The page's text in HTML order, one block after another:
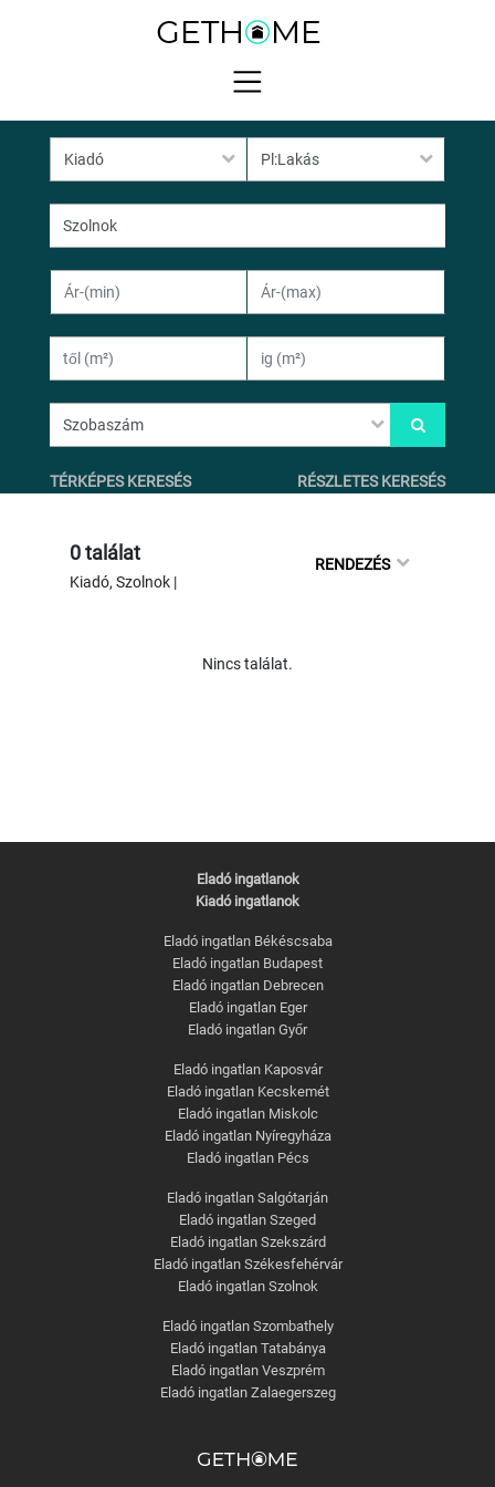
TÉRKÉPES KERESÉS RÉSZLETES KERESÉS
0 találat
RENDEZÉS
Kiadó, Szolnok |
Nincs találat.
Eladó ingatlanok
Kiadó ingatlanok
Eladó ingatlan Békéscsaba
Eladó ingatlan Budapest
Eladó ingatlan Debrecen
Eladó ingatlan Eger
Eladó ingatlan Győr
Eladó ingatlan Kaposvár
Eladó ingatlan Kecskemét
Eladó ingatlan Miskolc
Eladó ingatlan Nyíregyháza
Eladó ingatlan Pécs
Eladó ingatlan Salgótarján
Eladó ingatlan Szeged
Eladó ingatlan Szekszárd
Eladó ingatlan Székesfehérvár
Eladó ingatlan Szolnok
Eladó ingatlan Szombathely
Eladó ingatlan Tatabánya
Eladó ingatlan Veszprém
Eladó ingatlan Zalaegerszeg